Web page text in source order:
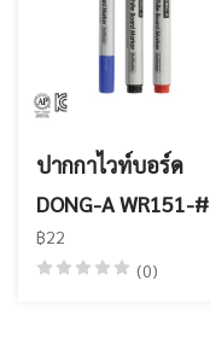
ปากกาไวท์บอร์ด
DONG-A WR151-#
฿22
(0)